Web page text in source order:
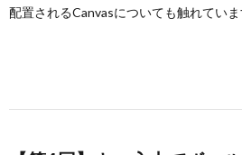
配置されるCanvasについても触れていま